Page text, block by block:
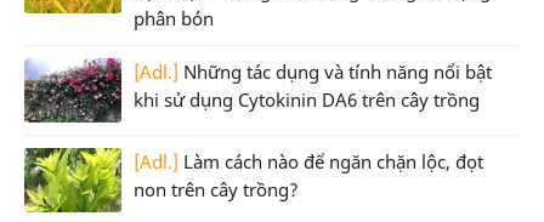
phân bón
[Adl.] Những tác dụng và tính năng nổi bật
khi sử dụng Cytokinin DA6 trên cây trồng
[Adl.] Làm cách nào để ngăn chặn lộc, đọt
non trên cây trồng?